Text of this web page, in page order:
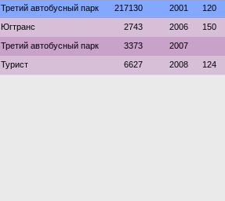
Третий автобусный парк 217130 2001 120
Югтранс 2743 2006 150
Третий автобусный парк 3373 2007
Турист 6627 2008 124